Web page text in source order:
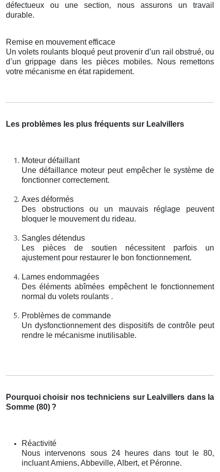
défectueux ou une section, nous assurons un travail
durable.
Remise en mouvement efficace
Un volets roulants bloqué peut provenir d’un rail obstrué, ou
d’un grippage dans les pièces mobiles. Nous remettons
votre mécanisme en état rapidement.
Les problèmes les plus fréquents sur Lealvillers
Moteur défaillant
Une défaillance moteur peut empêcher le système de
fonctionner correctement.
Axes déformés
Des obstructions ou un mauvais réglage peuvent
bloquer le mouvement du rideau.
Sangles détendus
Les pièces de soutien nécessitent parfois un
ajustement pour restaurer le bon fonctionnement.
Lames endommagées
Des éléments abîmées empêchent le fonctionnement
normal du volets roulants .
Problèmes de commande
Un dysfonctionnement des dispositifs de contrôle peut
rendre le mécanisme inutilisable.
Pourquoi choisir nos techniciens sur Lealvillers dans la
Somme (80) ?
Réactivité
Nous intervenons sous 24 heures dans tout le 80,
incluant Amiens, Abbeville, Albert, et Péronne.